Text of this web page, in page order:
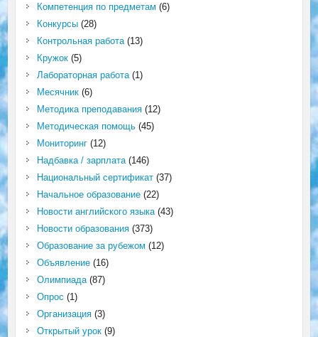
Компетенция по предметам (6)
Конкурсы(28)
Контрольная работа(13)
Кружок(5)
Лабораторная работа(1)
Месячник(6)
Методика преподавания(12)
Методическая помощь(45)
Мониторинг(12)
Надбавка / зарплата(146)
Национальный сертификат(37)
Начальное образование(22)
Новости английского языка(43)
Новости образования(373)
Образование за рубежом (12)
Объявление(16)
Олимпиада(87)
Опрос (1)
Организация(3)
Открытый урок(9)